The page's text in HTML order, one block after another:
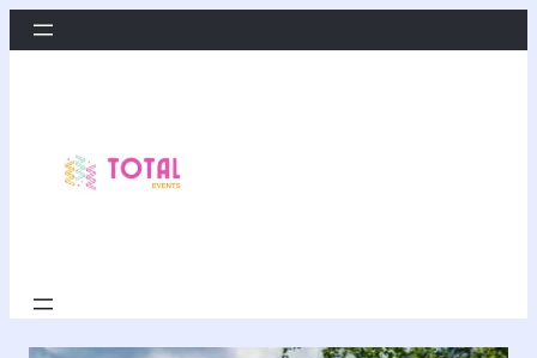
Przejdź
do